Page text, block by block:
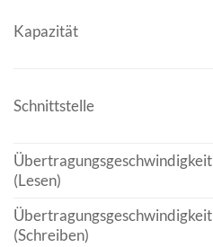
Kapazität
Schnittstelle
Übertragungsgeschwindigkeit
(Lesen)
Übertragungsgeschwindigkeit
(Schreiben)